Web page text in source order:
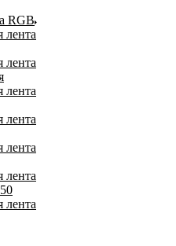
RGB
лента
лента
лента
лента
лента
лента
лента